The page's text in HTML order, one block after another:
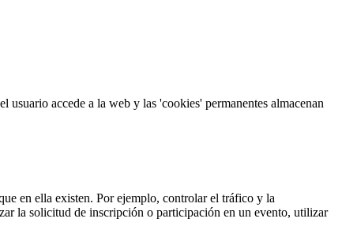
usuario accede a la web y las 'cookies' permanentes almacenan
en ella existen. Por ejemplo, controlar el tráfico y la
la solicitud de inscripción o participación en un evento, utilizar